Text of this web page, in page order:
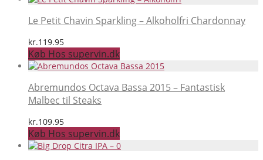
Le Petit Chavin Sparkling – Alkoholfri Chardonnay
kr.119.95
Køb Hos supervin.dk
Abremundos Octava Bassa 2015 – Fantastisk
Malbec til Steaks
kr.109.95
Køb Hos supervin.dk